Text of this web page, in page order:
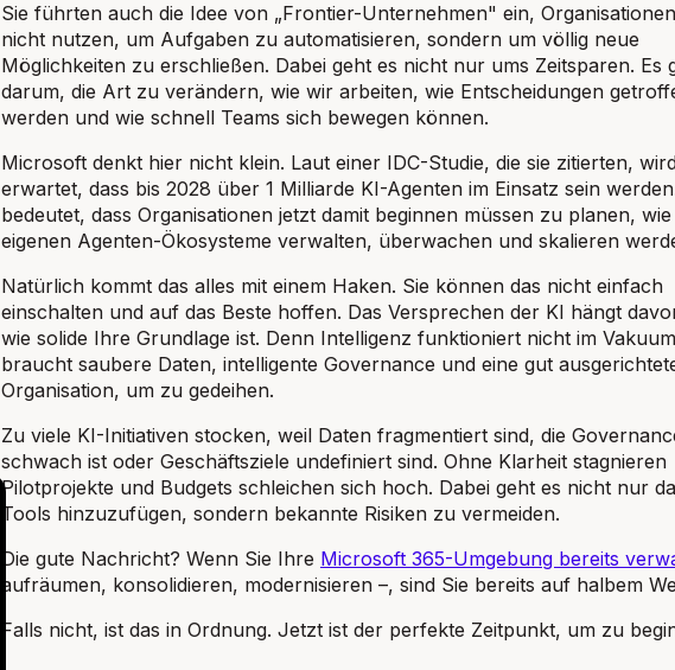
Sie führten auch die Idee von „Frontier-Unternehmen" ein,
nicht nutzen, um Aufgaben zu automatisieren, sondern um völlig neue
Möglichkeiten zu erschließen. Dabei geht es nicht nur ums Zeitsparen. Es
darum, die Art zu verändern, wie wir arbeiten, wie Entscheidungen
werden und wie schnell Teams sich bewegen können.
Microsoft denkt hier nicht klein. Laut einer IDC-Studie, die sie zitierten,
erwartet, dass bis 2028 über 1 Milliarde KI-Agenten im Einsatz sein
bedeutet, dass Organisationen jetzt damit beginnen müssen zu planen,
eigenen Agenten-Ökosysteme verwalten, überwachen und skalieren
Natürlich kommt das alles mit einem Haken. Sie können das nicht einfach
einschalten und auf das Beste hoffen. Das Versprechen der KI hängt
wie solide Ihre Grundlage ist. Denn Intelligenz funktioniert nicht im
braucht saubere Daten, intelligente Governance und eine gut
Organisation, um zu gedeihen.
Zu viele KI-Initiativen stocken, weil Daten fragmentiert sind, die
schwach ist oder Geschäftsziele undefiniert sind. Ohne Klarheit stagnieren
Pilotprojekte und Budgets schleichen sich hoch. Dabei geht es nicht nur
Tools hinzuzufügen, sondern bekannte Risiken zu vermeiden.
Die gute Nachricht? Wenn Sie Ihre Microsoft 365-Umgebung bereits
aufräumen, konsolidieren, modernisieren –, sind Sie bereits auf halbem
Falls nicht, ist das in Ordnung. Jetzt ist der perfekte Zeitpunkt, um zu